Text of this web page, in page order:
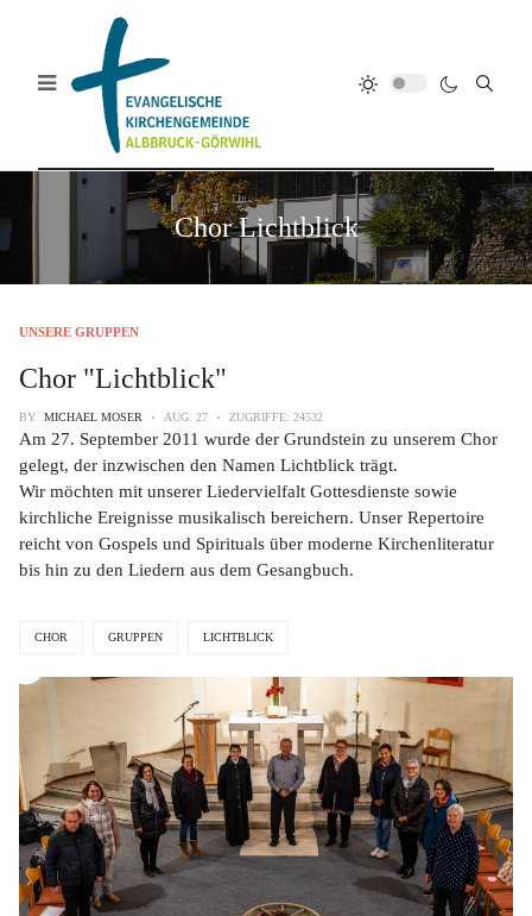
Chor Lichtblick
UNSERE GRUPPEN
Chor "Lichtblick"
BY MICHAEL MOSER AUG. 27 ZUGRIFFE: 24532
Am 27. September 2011 wurde der Grundstein zu unserem Chor
gelegt, der inzwischen den Namen Lichtblick trägt.
Wir möchten mit unserer Liedervielfalt Gottesdienste sowie
kirchliche Ereignisse musikalisch bereichern. Unser Repertoire
reicht von Gospels und Spirituals über moderne Kirchenliteratur
bis hin zu den Liedern aus dem Gesangbuch.
CHOR GRUPPEN LICHTBLICK